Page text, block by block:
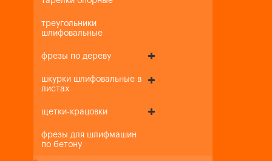
треугольники
шлифовальные
фрезы по дереву
шкурки шлифовальные в
листах
щетки-крацовки
фрезы для шлифмашин
по бетону